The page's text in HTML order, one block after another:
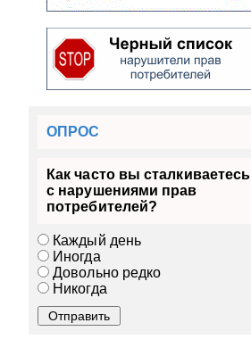
ОПРОС
Как часто вы сталкиваетесь
с нарушениями прав
потребителей?
Каждый день
Иногда
Довольно редко
Никогда